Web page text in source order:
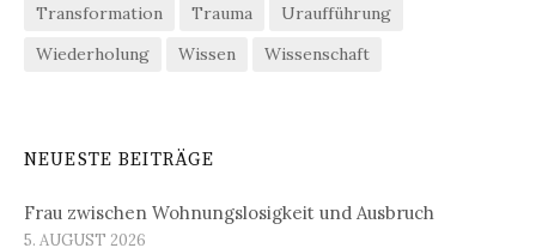
Transformation
Trauma
Uraufführung
Wiederholung
Wissen Wissenschaft
NEUESTE BEITRÄGE
Frau zwischen Wohnungslosigkeit und Ausbruch
5. AUGUST 2026